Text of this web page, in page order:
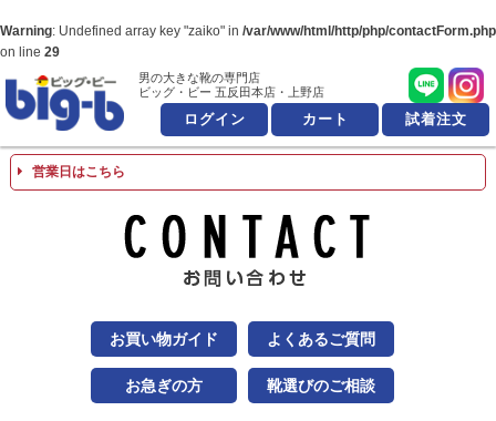
Warning: Undefined array key "zaiko" in /var/www/html/http/php/contactForm.php
on line 29
男の大きな靴の
男の大きな靴の専門店
ビッグ・ビー 五反田本店・上野店
ログイン カート 試着注文
営業日はこちら
お買い物ガイド よくあるご質問
お急ぎの方 靴選びのご相談